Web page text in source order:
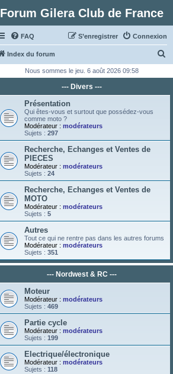
Forum Gilera Club de France
FAQ Connexion
S’enregistrer
Index du forum
h
c
r
Nous sommes le jeu. 6 août 2026 09:58
--- Divers ---
Présentation
Qui êtes-vous et surtout que possédez-vous
comme moto ?
Modérateur : modérateurs
Sujets : 297
Recherche, Echanges et Ventes de
PIECES
Modérateur : modérateurs
Sujets : 24
Recherche, Echanges et Ventes de
MOTO
Modérateur : modérateurs
Sujets : 5
Autres
Tout ce qui ne rentre pas dans les autres forums
Modérateur : modérateurs
Sujets : 351
--- Nordwest & RC ---
Moteur
Modérateur : modérateurs
Sujets : 469
Partie cycle
Modérateur : modérateurs
Sujets : 199
Electrique/électronique
Modérateur : modérateurs
Sujets : 118